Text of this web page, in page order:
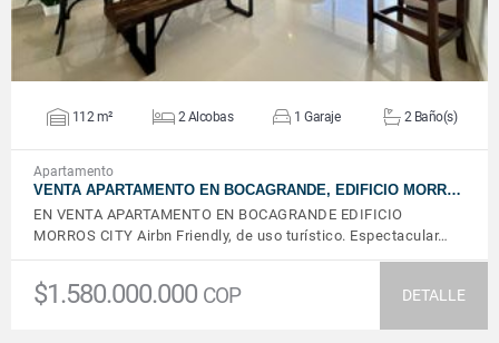
112 m² 2 Alcobas 1 Garaje 2 Baño(s)
Apartamento
VENTA APARTAMENTO EN BOCAGRANDE, EDIFICIO MORR…
EN VENTA APARTAMENTO EN BOCAGRANDE EDIFICIO
MORROS CITY Airbn Friendly, de uso turístico. Espectacular…
$1.580.000.000 COP DETALLE